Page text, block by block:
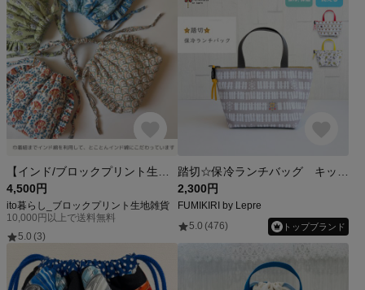
4,500円
ito暮らし_ブロックプリント生地雑貨
10,000円以上で送料無料
5.0 (3)
2,300円
FUMIKIRI by Lepre
5.0 (476) トップブランド